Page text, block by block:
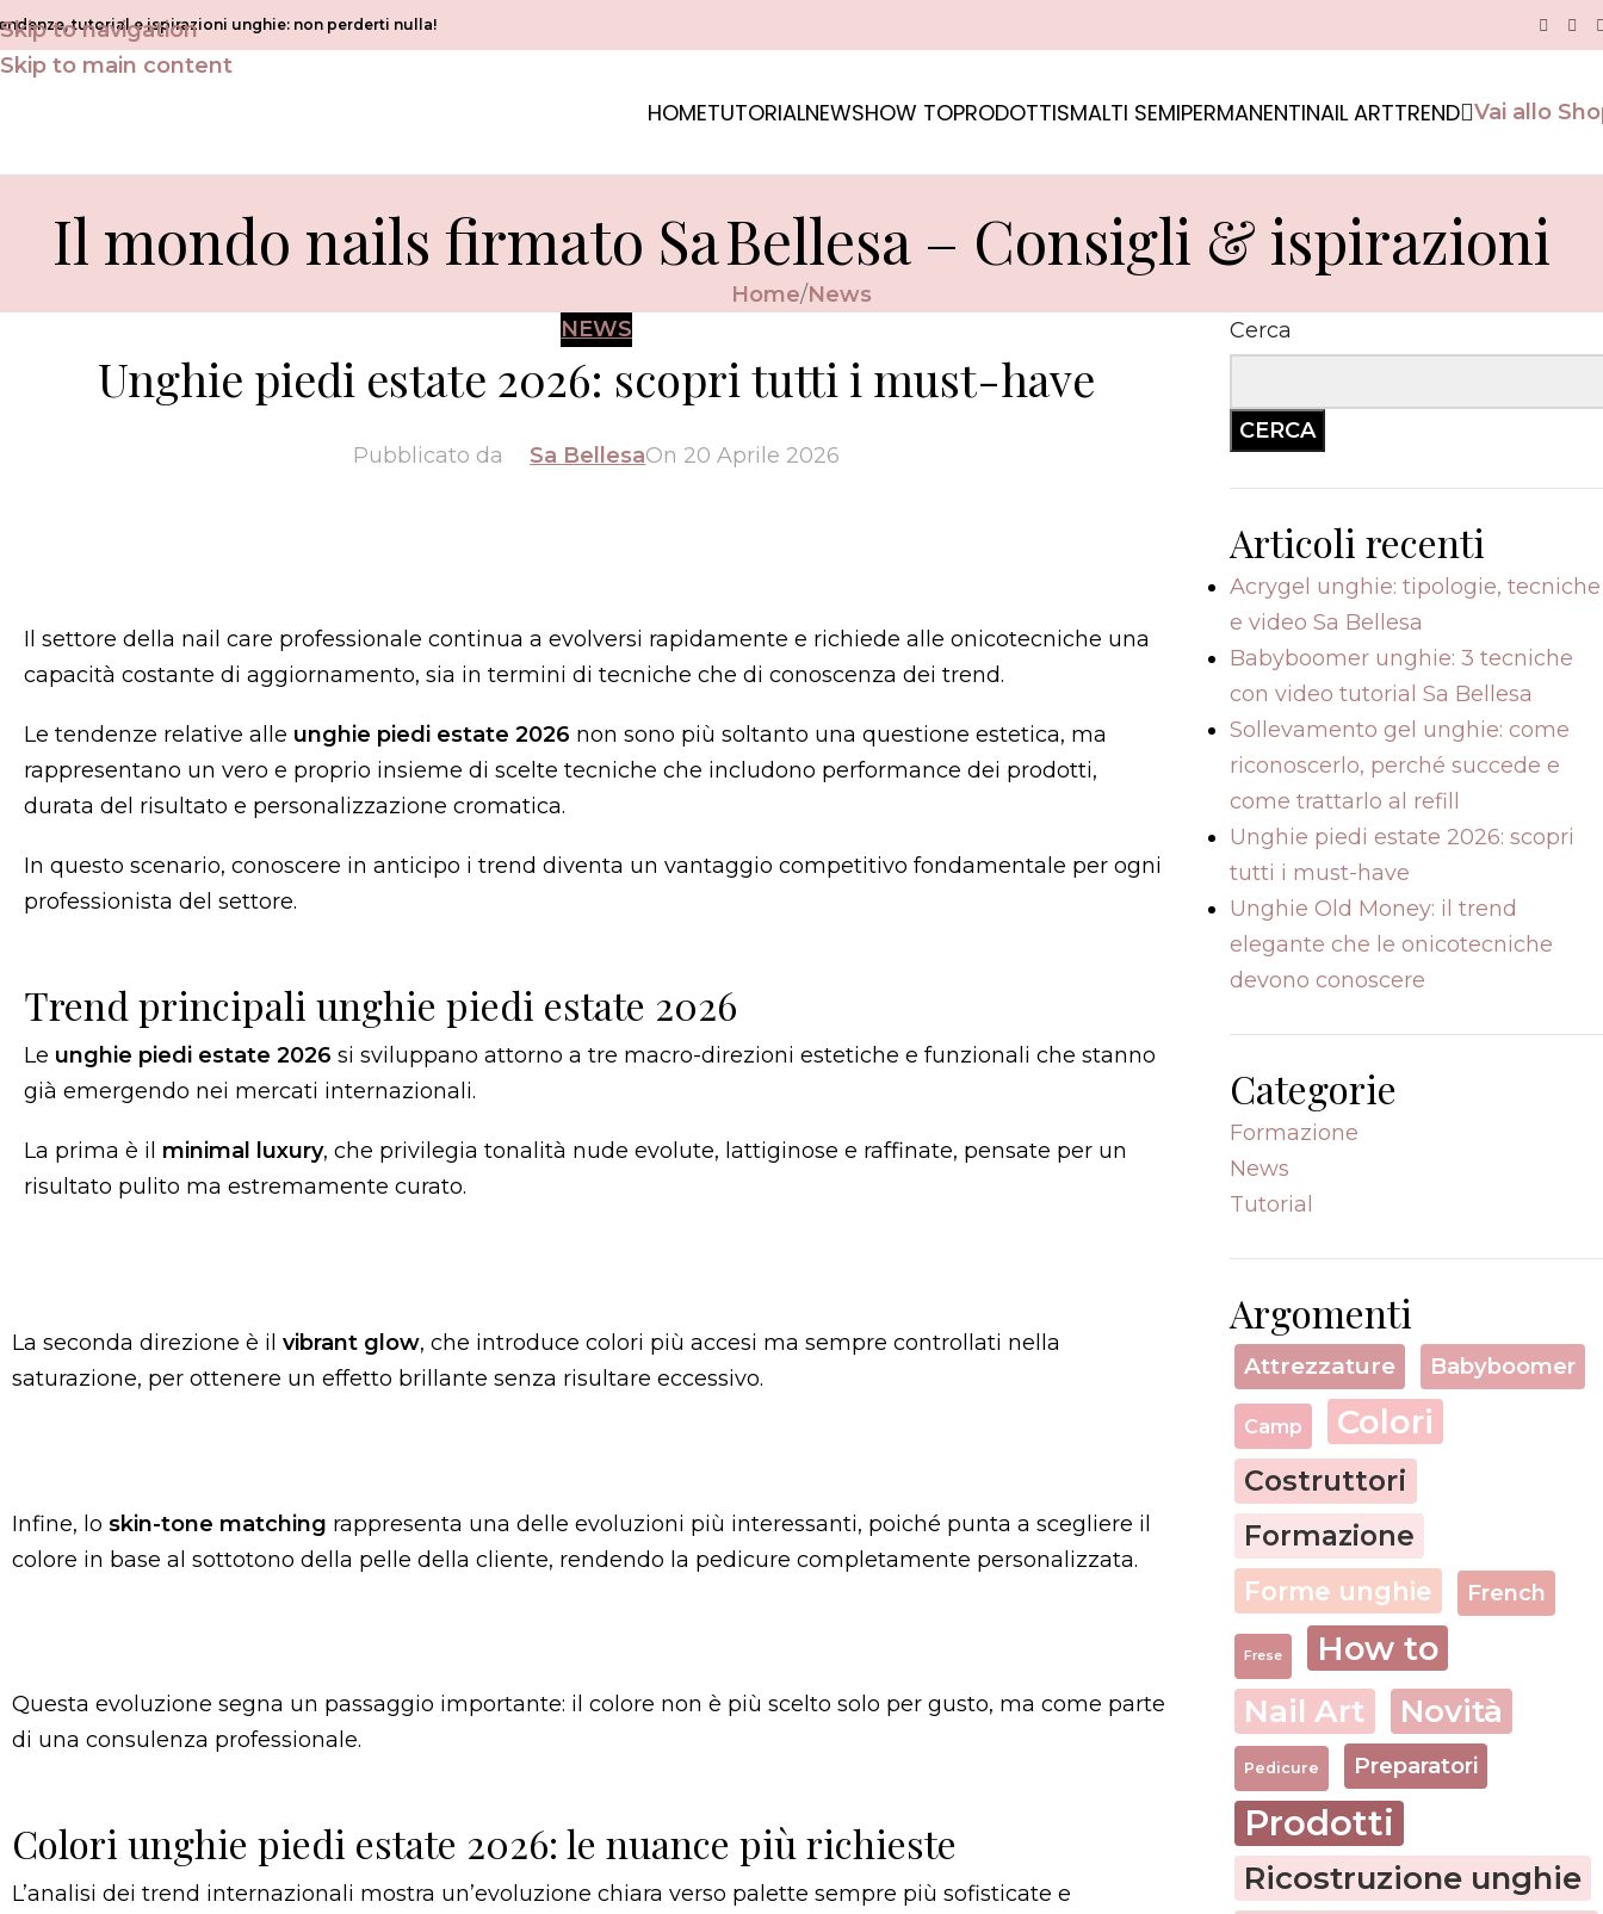
Skip to navigation
Skip to main content
tutorial e ispirazioni unghie: non perderti nulla!
HOMETUTORIALNEWSHOW TOPRODOTTISMALTI SEMIPERMANENTINAIL ARTTREND Vai allo
Il mondo nails firmato Sa Bellesa – Consigli & ispirazioni
Home News
NEWS
Unghie piedi estate 2026: scopri tutti i must-have
Pubblicato da Sa BellesaOn 20 Aprile 2026
Il settore della nail care professionale continua a evolversi rapidamente e richiede alle onicotecniche una
capacità costante di aggiornamento, sia in termini di tecniche che di conoscenza dei trend.
Le tendenze relative alle unghie piedi estate 2026 non sono più soltanto una questione estetica, ma
rappresentano un vero e proprio insieme di scelte tecniche che includono performance dei prodotti,
durata del risultato e personalizzazione cromatica.
In questo scenario, conoscere in anticipo i trend diventa un vantaggio competitivo fondamentale per ogni
professionista del settore.
Trend principali unghie piedi estate 2026
Le unghie piedi estate 2026 si sviluppano attorno a tre macro-direzioni estetiche e funzionali che stanno
già emergendo nei mercati internazionali.
La prima è il minimal luxury, che privilegia tonalità nude evolute, lattiginose e raffinate, pensate per un
risultato pulito ma estremamente curato.
La seconda direzione è il vibrant glow, che introduce colori più accesi ma sempre controllati nella
saturazione, per ottenere un effetto brillante senza risultare eccessivo.
Infine, lo skin-tone matching rappresenta una delle evoluzioni più interessanti, poiché punta a scegliere il
colore in base al sottotono della pelle della cliente, rendendo la pedicure completamente personalizzata.
Questa evoluzione segna un passaggio importante: il colore non è più scelto solo per gusto, ma come parte
di una consulenza professionale.
Colori unghie piedi estate 2026: le nuance più richieste
L’analisi dei trend internazionali mostra un’evoluzione chiara verso palette sempre più sofisticate e
Cerca
CERCA
Articoli recenti
Acrygel unghie: tipologie, tecniche
e video Sa Bellesa
Babyboomer unghie: 3 tecniche
con video tutorial Sa Bellesa
Sollevamento gel unghie: come
riconoscerlo, perché succede e
come trattarlo al refill
Unghie piedi estate 2026: scopri
tutti i must-have
Unghie Old Money: il trend
elegante che le onicotecniche
devono conoscere
Categorie
Formazione
News
Tutorial
Argomenti
Attrezzature Babyboomer
Camp Colori
Costruttori
Formazione
Forme unghie French
Frese How to
Nail Art Novità
Pedicure Preparatori
Prodotti
Ricostruzione unghie